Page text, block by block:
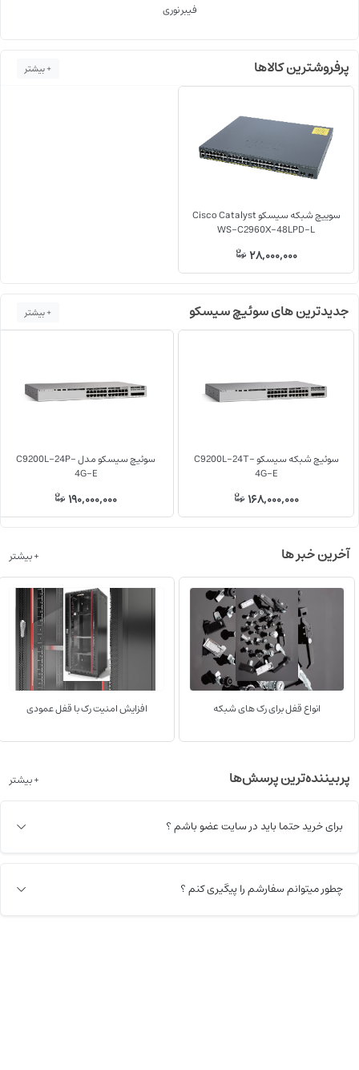
فیبر نوری
پرفروشترین کالاها + بیشتر
سوییچ شبکه سیسکو Cisco Catalyst
WS-C2960X-48LPD-L
28,000,000
جدیدترین های سوئیچ سیسکو + بیشتر
سوئیچ شبکه سیسکو C9200L-24T-
4G-E
168,000,000
سوئیچ سیسکو مدل C9200L-24P-
4G-E
190,000,000
آخرین خبر ها + بیشتر
انواع قفل برای رک های شبکه افزایش امنیت رک با قفل عمودی
پربیننده‌ترین پرسش‌ها + بیشتر
برای خرید حتما باید در سایت عضو باشم ؟
چطور میتوانم سفارشم را پیگیری کنم ؟